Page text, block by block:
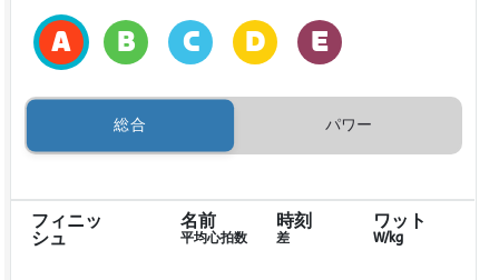
総合 パワー
フィニッ
シュ
名前
平均心拍数
時刻
差
ワット
W/kg